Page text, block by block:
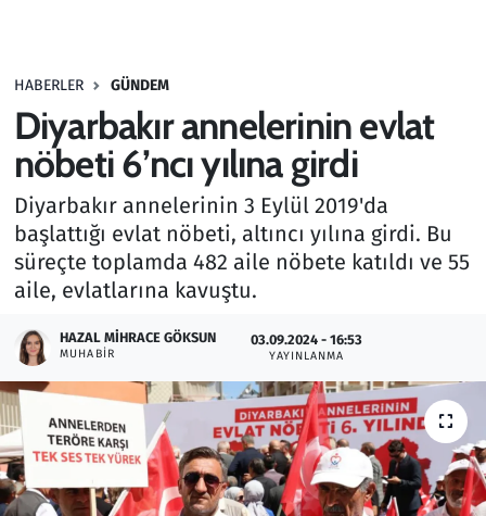
HABERLER GÜNDEM
Diyarbakır annelerinin evlat
nöbeti 6’ncı yılına girdi
Diyarbakır annelerinin 3 Eylül 2019'da
başlattığı evlat nöbeti, altıncı yılına girdi. Bu
süreçte toplamda 482 aile nöbete katıldı ve 55
aile, evlatlarına kavuştu.
HAZAL MIHRACE GÖKSUN
MUHABIR
03.09.2024 - 16:53
YAYINLANMA
Haber
Kültür Sanat
Kurumsal Haberler
Lezzet Durağı
Oyun
Ramazan